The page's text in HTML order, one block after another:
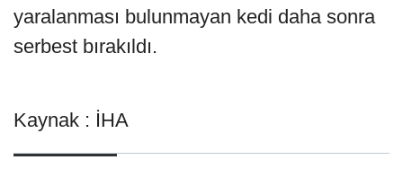
yaralanması bulunmayan kedi daha sonra
serbest bırakıldı.
Kaynak : İHA